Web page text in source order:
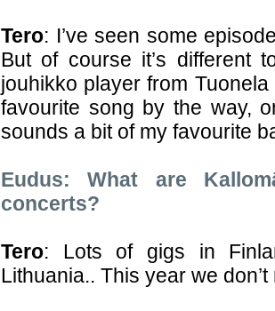
Tero: I’ve seen some
But of course it’s different
jouhikko player from
favourite song by the way,
sounds a bit of my favourite
Eudus: What are
concerts?
Tero: Lots of gigs in
Lithuania.. This year we